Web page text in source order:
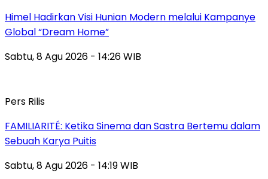
Himel Hadirkan Visi Hunian Modern melalui Kampanye
Global “Dream Home”
Sabtu, 8 Agu 2026 - 14:26 WIB
Pers Rilis
FAMILIARITÉ: Ketika Sinema dan Sastra Bertemu dalam
Sebuah Karya Puitis
Sabtu, 8 Agu 2026 - 14:19 WIB